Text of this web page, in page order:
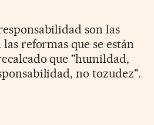
son las
reformas que se están
que "humildad,
no tozudez".